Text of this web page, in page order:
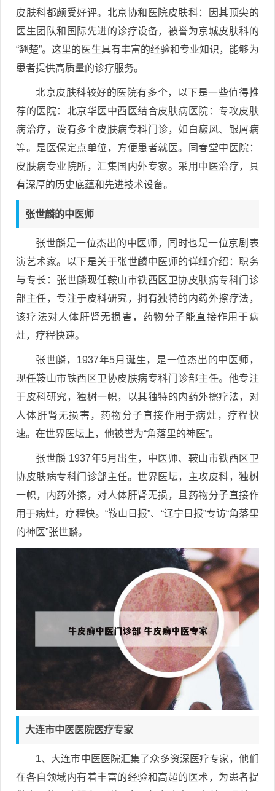
皮肤科都颇受好评。北京协和医院皮肤科：因其顶尖的
医生团队和国际先进的诊疗设备，被誉为京城皮肤科的
“翘楚”。这里的医生具有丰富的经验和专业知识，能够为
患者提供高质量的诊疗服务。
北京皮肤科较好的医院有多个，以下是一些值得推
荐的医院：北京华医中西医结合皮肤病医院：专攻皮肤
病治疗，设有多个皮肤病专科门诊，如白癜风、银屑病
等。是医保定点单位，方便患者就医。同春堂中医院：
皮肤病专业院所，汇集国内外专家。采用中医治疗，具
有深厚的历史底蕴和先进技术设备。
张世麟的中医师
张世麟是一位杰出的中医师，同时也是一位京剧表
演艺术家。以下是关于张世麟中医师的详细介绍：职务
与专长：张世麟现任鞍山市铁西区卫协皮肤病专科门诊
部主任，专注于皮科研究，拥有独特的内药外擦疗法，
该疗法对人体肝肾无损害，药物分子能直接作用于病
灶，疗程快速。
张世麟，1937年5月诞生，是一位杰出的中医师，
现任鞍山市铁西区卫协皮肤病专科门诊部主任。他专注
于皮科研究，独树一帜，以其独特的内药外擦疗法，对
人体肝肾无损害，药物分子直接作用于病灶，疗程快
速。在世界医坛上，他被誉为“角落里的神医”。
张世麟 1937年5月出生，中医师、鞍山市铁西区卫
协皮肤病专科门诊部主任。世界医坛，主攻皮科，独树
一帜，内药外擦，对人体肝肾无损，且药物分子直接作
用于病灶，疗程快。“鞍山日报”、“辽宁日报”专访“角落里
的神医”张世麟。
大连市中医医院医疗专家
1、大连市中医医院汇集了众多资深医疗专家，他们
在各自领域内有着丰富的经验和高超的医术，为患者提